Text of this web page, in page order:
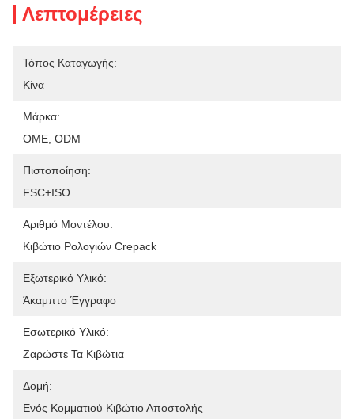
Λεπτομέρειες
Τόπος Καταγωγής:
Κίνα
Μάρκα:
OME, ODM
Πιστοποίηση:
FSC+ISO
Αριθμό Μοντέλου:
Κιβώτιο Ρολογιών Crepack
Εξωτερικό Υλικό:
Άκαμπτο Έγγραφο
Εσωτερικό Υλικό:
Ζαρώστε Τα Κιβώτια
Δομή:
Ενός Κομματιού Κιβώτιο Αποστολής